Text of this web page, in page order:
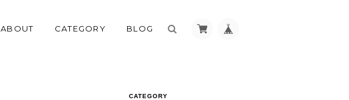
ABOUT CATEGORY BLOG
CATEGORY